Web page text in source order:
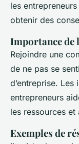
les
obtenir des
Importance de
Rejoindre une
de ne pas se
d’entreprise. Les
entrepreneurs
les ressources
Exemples de